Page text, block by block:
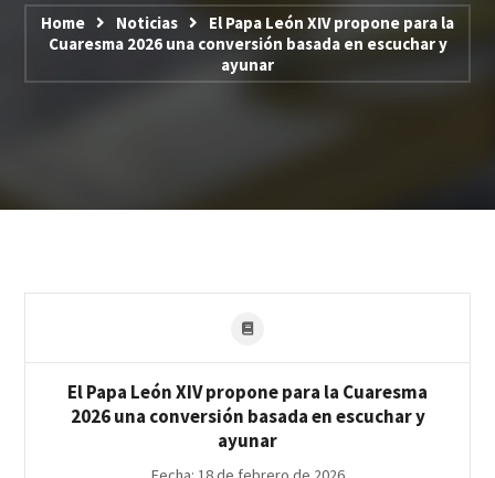
Home Noticias
El Papa León XIV propone para la
Cuaresma 2026 una conversión basada en escuchar y
ayunar
El Papa León XIV propone para la Cuaresma
2026 una conversión basada en escuchar y
ayunar